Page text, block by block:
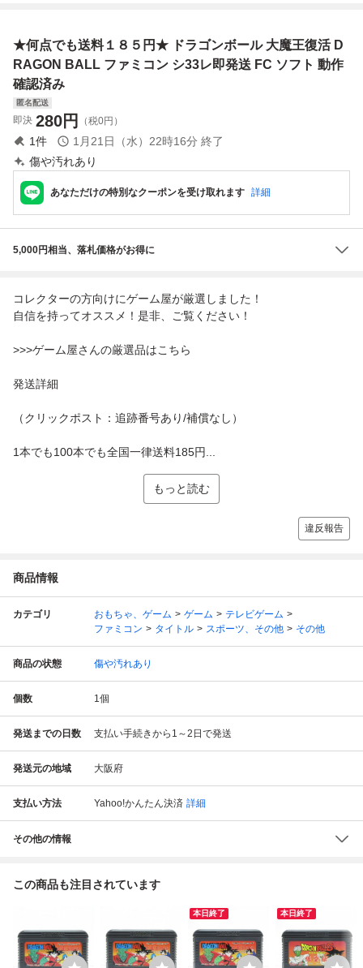
ジ
★何点でも送料１８５円★ ドラゴンボール 大魔王復活 D
RAGON BALL ファミコン シ33レ即発送 FC ソフト 動作
確認済み
匿名配送
即決 280円 （税0円）
1件 1月21日（水）22時16分 終了
傷や汚れあり
あなただけの特別なクーポンを受け取れます 詳細
5,000円相当、落札価格がお得に
コレクターの方向けにゲーム屋が厳選しました！
自信を持ってオススメ！是非、ご覧ください！
>>>ゲーム屋さんの厳選品はこちら
発送詳細
（クリックポスト：追跡番号あり/補償なし）
1本でも100本でも全国一律送料185円...
もっと読む
違反報告
商品情報
カテゴリ おもちゃ、ゲーム ゲーム
テレビゲーム
ファミコン
タイトル スポーツ、その他 その他
商品の状態 傷や汚れあり
個数 1個
発送までの日数 支払い手続きから1～2日で発送
発送元の地域 大阪府
支払い方法 Yahoo!かんたん決済 詳細
その他の情報
この商品も注目されています
本日終了 本日終了